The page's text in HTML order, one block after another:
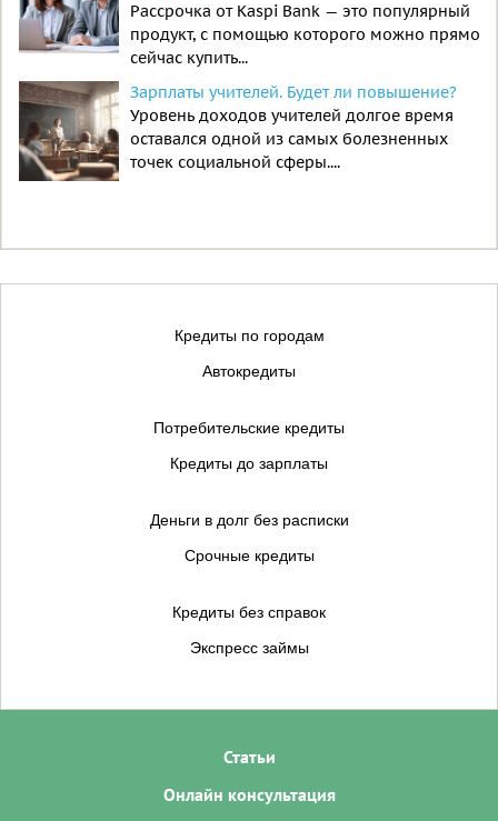
Рассрочка от Kaspi Bank — это популярный
продукт, с помощью которого можно прямо
сейчас купить...
Зарплаты учителей. Будет ли повышение?
Уровень доходов учителей долгое время
оставался одной из самых болезненных
точек социальной сферы....
Кредиты по городам
Автокредиты
Потребительские кредиты
Кредиты до зарплаты
Деньги в долг без расписки
Срочные кредиты
Кредиты без справок
Экспресс займы
Статьи
Онлайн консультация